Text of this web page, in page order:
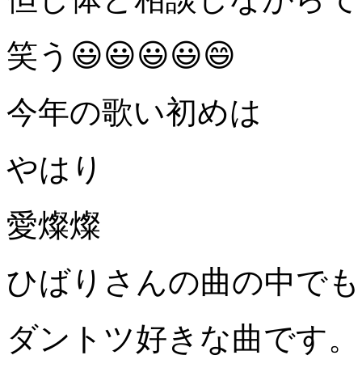
笑う 😃😃😃😃😄
今年の歌い初めは
やはり
愛燦燦
ひばりさんの曲の中でも
ダントツ好きな曲です。